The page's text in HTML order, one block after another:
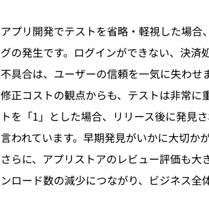
アプリ開発でテストを省略・軽視した場
グの発生です。ログインができない、決
不具合は、ユーザーの信頼を一気に失わせ
修正コストの観点からも、テストは非常に
トを「1」とした場合、リリース後に発見
言われています。早期発見がいかに大切か
さらに、アプリストアのレビュー評価も大
ンロード数の減少につながり、ビジネス全